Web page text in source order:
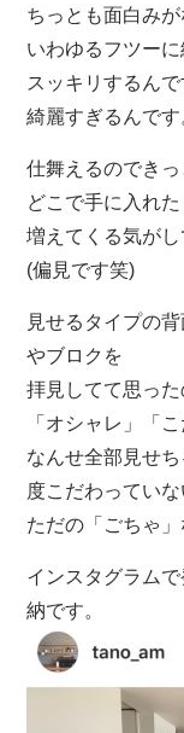
ちっとも面白みが
いわゆるフツーに
スッキリするんで
綺麗すぎるんです
仕舞えるのできっ
どこで手に入れ
増えてくる気がし
(偏見です笑)
見せるタイプの
やブロクを
拝見してて思っ
「オシャレ」「
なんせ全部見せ
度こだわっていな
ただの「ごちゃ
インスタグラム
納です。